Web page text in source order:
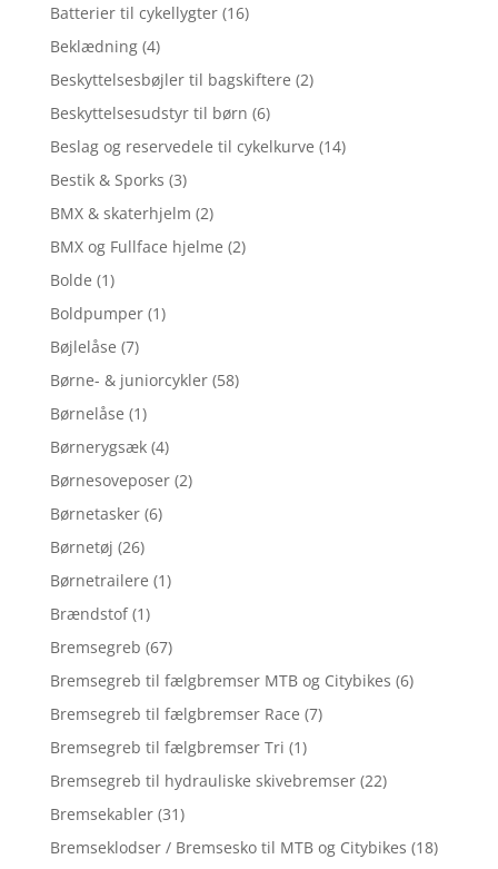
Batterier til cykellygter (16)
Beklædning (4)
Beskyttelsesbøjler til bagskiftere (2)
Beskyttelsesudstyr til børn (6)
Beslag og reservedele til cykelkurve (14)
Bestik & Sporks (3)
BMX & skaterhjelm (2)
BMX og Fullface hjelme (2)
Bolde (1)
Boldpumper (1)
Bøjlelåse (7)
Børne- & juniorcykler (58)
Børnelåse (1)
Børnerygsæk (4)
Børnesoveposer (2)
Børnetasker (6)
Børnetøj (26)
Børnetrailere (1)
Brændstof (1)
Bremsegreb (67)
Bremsegreb til fælgbremser MTB og Citybikes (6)
Bremsegreb til fælgbremser Race (7)
Bremsegreb til fælgbremser Tri (1)
Bremsegreb til hydrauliske skivebremser (22)
Bremsekabler (31)
Bremseklodser / Bremsesko til MTB og Citybikes (18)